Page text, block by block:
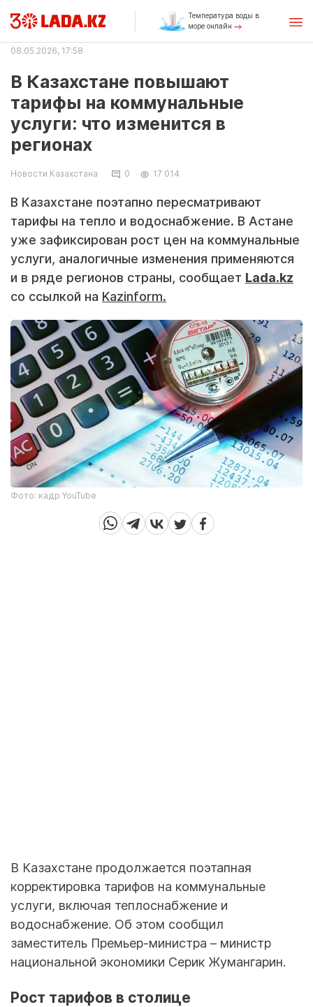
Температура воды в
море онлайн
08.05.2026, 17:58
В Казахстане повышают
тарифы на коммунальные
услуги: что изменится в
регионах
Новости Казахстана 0 17 014
В Казахстане поэтапно пересматривают
тарифы на тепло и водоснабжение. В Астане
уже зафиксирован рост цен на коммунальные
услуги, аналогичные изменения применяются
и в ряде регионов страны, сообщает Lada.kz
со ссылкой на Kazinform.
Фото: кадр YouTube
В Казахстане продолжается поэтапная
корректировка тарифов на коммунальные
услуги, включая теплоснабжение и
водоснабжение. Об этом сообщил
заместитель Премьер-министра – министр
национальной экономики Серик Жумангарин.
Рост тарифов в столице